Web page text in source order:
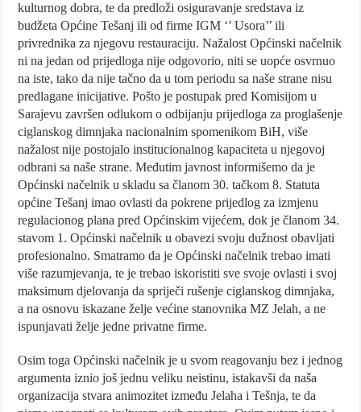
kulturnog dobra, te da predloži osiguravanje sredstava iz
budžeta Općine Tešanj ili od firme IGM ‘’ Usora’’ ili
privrednika za njegovu restauraciju. Nažalost Općinski načelnik
ni na jedan od prijedloga nije odgovorio, niti se uopće osvrnuo
na iste, tako da nije tačno da u tom periodu sa naše strane nisu
predlagane inicijative. Pošto je postupak pred Komisijom u
Sarajevu završen odlukom o odbijanju prijedloga za proglašenje
ciglanskog dimnjaka nacionalnim spomenikom BiH, više
nažalost nije postojalo institucionalnog kapaciteta u njegovoj
odbrani sa naše strane. Međutim javnost informišemo da je
Općinski načelnik u skladu sa članom 30. tačkom 8. Statuta
općine Tešanj imao ovlasti da pokrene prijedlog za izmjenu
regulacionog plana pred Općinskim vijećem, dok je članom 34.
stavom 1. Općinski načelnik u obavezi svoju dužnost obavljati
profesionalno. Smatramo da je Općinski načelnik trebao imati
više razumjevanja, te je trebao iskoristiti sve svoje ovlasti i svoj
maksimum djelovanja da spriječi rušenje ciglanskog dimnjaka,
a na osnovu iskazane želje većine stanovnika MZ Jelah, a ne
ispunjavati želje jedne privatne firme.
Osim toga Općinski načelnik je u svom reagovanju bez i jednog
argumenta iznio još jednu veliku neistinu, istakavši da naša
organizacija stvara animozitet između Jelaha i Tešnja, te da